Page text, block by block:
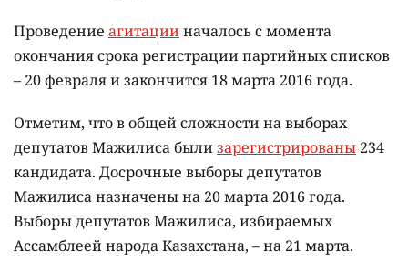
Проведение агитацииначалось с момента
окончания срока регистрации партийных списков
– 20 февраля и закончится 18 марта 2016 года.
Отметим, что в общей сложности на выборах
депутатов Мажилиса былизарегистрированы 234
кандидата. Досрочные выборы депутатов
Мажилиса назначены на 20 марта 2016 года.
Выборы депутатов Мажилиса, избираемых
Ассамблеей народа Казахстана, – на 21 марта.